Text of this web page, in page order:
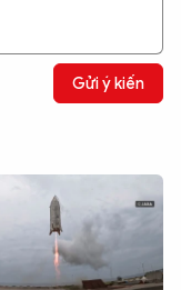
Gửi ý kiến